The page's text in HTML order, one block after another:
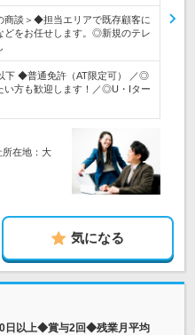
商談＞◆担当エリアで既存顧客に
どをお任せします。◎新規のテレ
下 ◆普通免許（AT限定可） ／◎
い方も歓迎します！／◎U・Iター
所在地：大
気になる
日以上◆賞与2回◆残業月平均